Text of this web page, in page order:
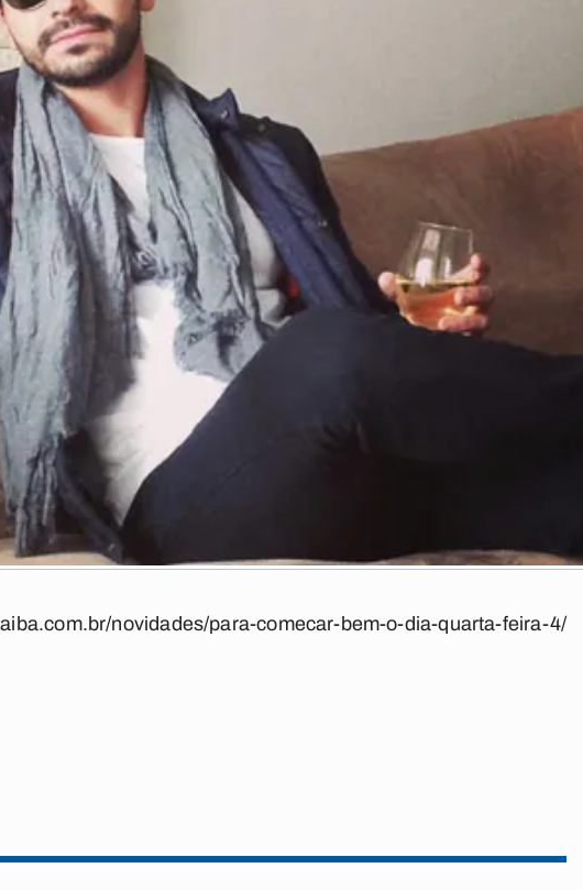
novidades/para-comecar-bem-o-dia-quarta-feira-4/